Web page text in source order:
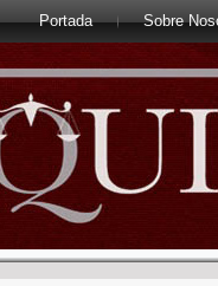
Portada Sobre